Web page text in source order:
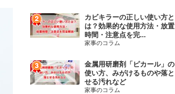
カビキラーの正しい使い方と
は？効果的な使用方法・放置
時間・注意点を完...
家事のコラム
金属用研磨剤「ピカール」の
使い方、みがけるものや落と
せる汚れなど
家事のコラム